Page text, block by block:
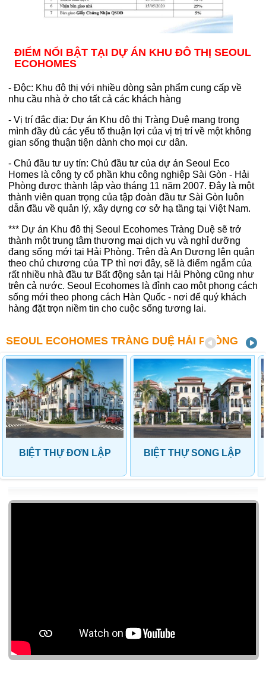
ĐIỂM NỔI BẬT TẠI DỰ ÁN KHU ĐÔ THỊ SEOUL
ECOHOMES
- Độc: Khu đô thị với nhiều dòng sản phẩm cung cấp về
nhu cầu nhà ở cho tất cả các khách hàng
- Vị trí đắc địa: Dự án Khu đô thị Tràng Duệ mang trong
mình đầy đủ các yếu tố thuận lợi của vị trị trí về một không
gian sống thuận tiện dành cho mọi cư dân.
- Chủ đầu tư uy tín: Chủ đầu tư của dự án Seoul Eco
Homes là công ty cổ phần khu công nghiệp Sài Gòn - Hải
Phòng được thành lập vào tháng 11 năm 2007. Đây là một
thành viên quan trọng của tập đoàn đầu tư Sài Gòn luôn
dẫn đầu về quản lý, xây dựng cơ sở hạ tầng tại Việt Nam.
*** Dự án Khu đô thị Seoul Ecohomes Tràng Duệ sẽ trở
thành một trung tâm thương mại dịch vụ và nghỉ dưỡng
đang sống mới tại Hải Phòng. Trên đà An Dương lên quận
theo chủ chương của TP thì nơi đây, sẽ là điểm ngắm của
rất nhiều nhà đầu tư Bất động sản tại Hải Phòng cũng như
trên cả nước. Seoul Ecohomes là đỉnh cao một phong cách
sống mới theo phong cách Hàn Quốc - nơi để quý khách
hàng đặt trọn niềm tin cho cuộc sống tương lai.
SEOUL ECOHOMES TRÀNG DUỆ HẢI PHÒNG
BIỆT THỰ ĐƠN LẬP BIỆT THỰ SONG LẬP